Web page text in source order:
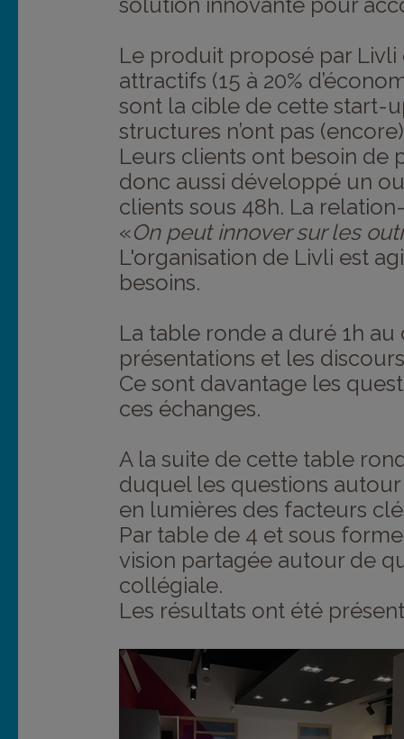
Le produit proposé par Livli
attractifs (15 à 20%
sont la cible de cette start-
structures n’ont pas
Leurs clients ont besoin de
donc aussi développé un
clients sous 48h. La
«On peut innover sur les
L'organisation de Livli est
besoins.
La table ronde a duré 1h
présentations et les
Ce sont davantage les
ces échanges.
A la suite de cette table
duquel les questions
en lumières des facteurs
Par table de 4 et sous
vision partagée autour de
collégiale.
Les résultats ont été